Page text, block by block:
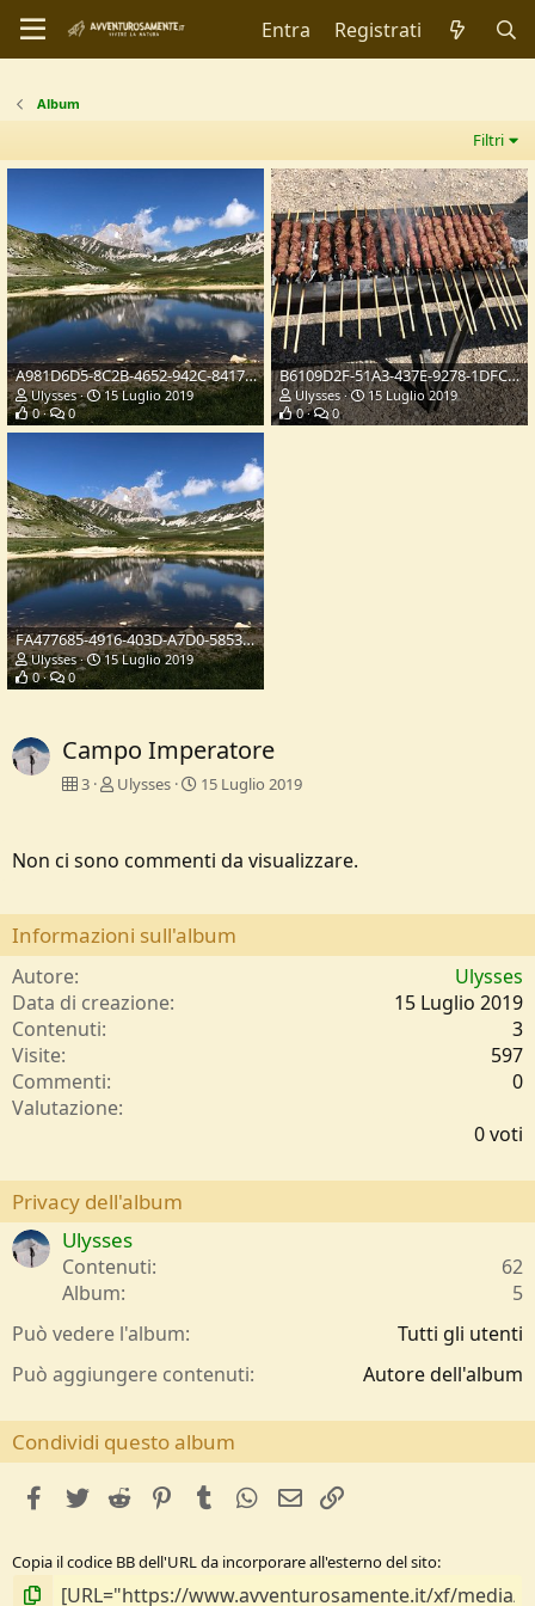
Entra Registrati
Album
Filtri
A981D6D5-8C2B-4652-942C-8417D6A03747.jpeg
Ulysses
15 Luglio 2019
0
0
B6109D2F-51A3-437E-9278-1DFCFDDF40AC.jpeg
Ulysses
15 Luglio 2019
0
0
FA477685-4916-403D-A7D0-58532DA49F7F.jpeg
Ulysses
15 Luglio 2019
0
0
Campo Imperatore
3 Ulysses 15 Luglio 2019
Non ci sono commenti da visualizzare.
Informazioni sull'album
Autore
Ulysses
Data di creazione
15 Luglio 2019
Contenuti
3
Visite
597
Commenti
0
Valutazione
0
t
l
l
0 voti
Privacy dell'album
Ulysses
Contenuti
62
Album
5
Può vedere l'album
Tutti gli utenti
Può aggiungere contenuti
Autore dell'album
Condividi questo album
facebookTwitterReddit PinterestTumblrWhatsApp
e-mail
Copia il codice BB dell'URL da incorporare all'esterno del sito